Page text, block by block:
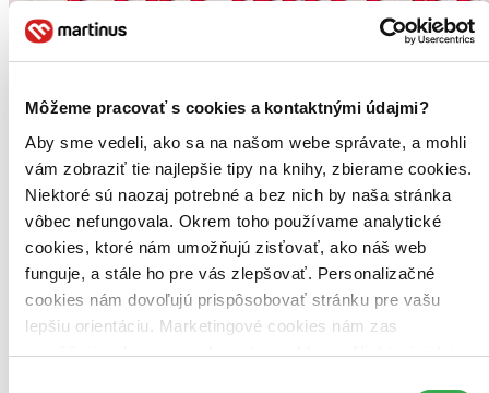
Môžeme pracovať s cookies a kontaktnými údajmi?
Aby sme vedeli, ako sa na našom webe správate, a mohli
vám zobraziť tie najlepšie tipy na knihy, zbierame cookies.
Niektoré sú naozaj potrebné a bez nich by naša stránka
vôbec nefungovala. Okrem toho používame analytické
cookies, ktoré nám umožňujú zisťovať, ako náš web
funguje, a stále ho pre vás zlepšovať. Personalizačné
cookies nám dovoľujú prispôsobovať stránku pre vašu
lepšiu orientáciu. Marketingové cookies nám zas
umožňujú zobrazenie relevantnej reklamy. Niektoré údaje
Živí mŕtvi v Dallase
Charlaine Harrisová
2. diel série Pravá krv
Nad Sookie Stackhousovou sa opäť sťahujú mračná. Odkedy chodí
naruby. Keď sa upíri dozvedeli o jej telepatických schopnostiach,